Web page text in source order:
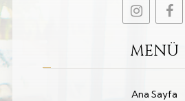
MENÜ
Ana Sayfa